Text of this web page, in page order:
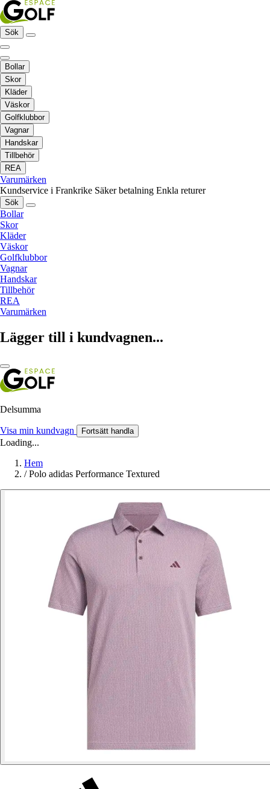
Sök
Bollar
Skor
Kläder
Väskor
Golfklubbor
Vagnar
Handskar
Tillbehör
REA
Varumärken
Kundservice i Frankrike Säker betalning Enkla returer
Sök
Bollar
Skor
Kläder
Väskor
Golfklubbor
Vagnar
Handskar
Tillbehör
REA
Varumärken
Lägger till i kundvagnen...
Delsumma
Visa min kundvagn Fortsätt handla
Loading...
Hem
/ Polo adidas Performance Textured